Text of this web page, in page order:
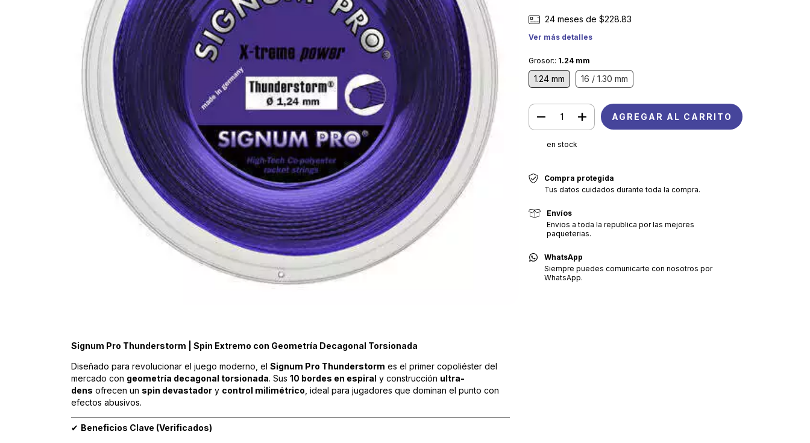
Signum Pro Thunderstorm | Spin Extremo con Geometría Decagonal Torsionada
Diseñado para revolucionar el juego moderno, el Signum Pro Thunderstorm es el primer copoliéster del
mercado con geometría decagonal torsionada. Sus 10 bordes en espiral y construcción ultra-
dens ofrecen un spin devastador y control milimétrico , ideal para jugadores que dominan el punto con
efectos abusivos.
✔ Beneficios Clave (Verificados)
24 meses de $228.83
Ver más detalles
Grosor:: 1.24 mm
1.24 mm 16 / 1.30 mm
en stock
Compra protegida
Tus datos cuidados durante toda la compra.
Envíos
Envios a toda la republica por las mejores
paqueterias.
WhatsApp
Siempre puedes comunicarte con nosotros por
WhatsApp.